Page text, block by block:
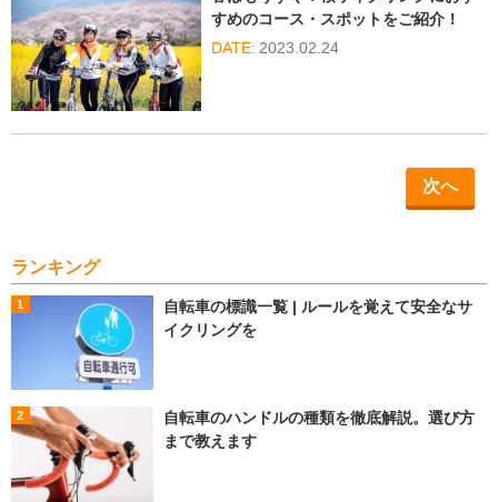
すめのコース・スポットをご紹介！
2023.02.24
次へ
ランキング
自転車の標識一覧 | ルールを覚えて安全なサ
イクリングを
自転車のハンドルの種類を徹底解説。選び方
まで教えます